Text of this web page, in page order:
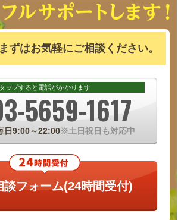
まずはお気軽にご相談ください。
タップすると電話がかかります
5659-1617
日9:00～22:00※土日祝日も対応中
談フォーム(24時間受付)